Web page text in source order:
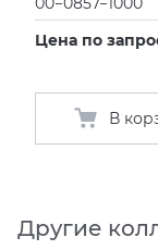
Цена по
В
Другие